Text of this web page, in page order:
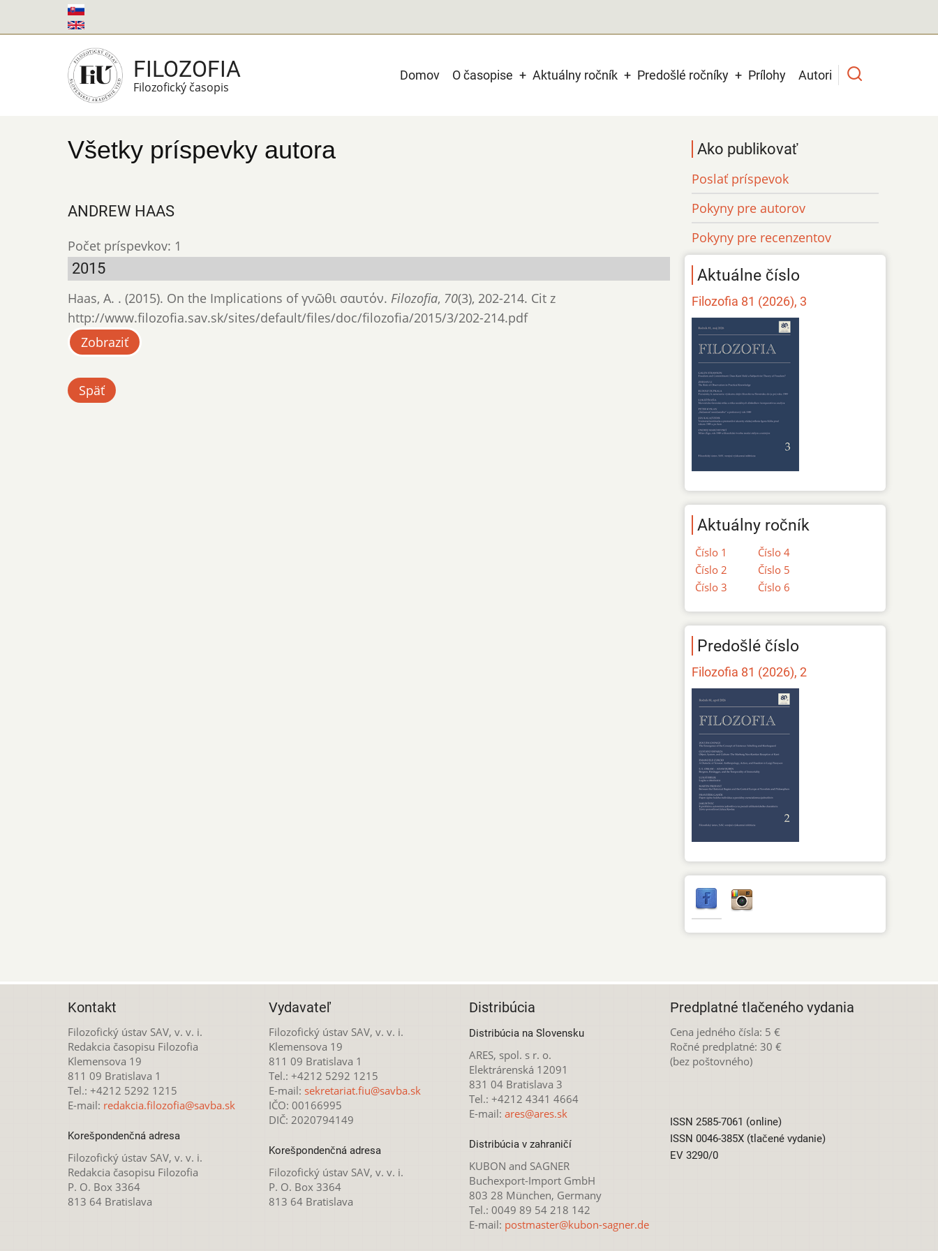
na
FILOZOFIA
Filozofický časopis
Main
Domov O časopise Aktuálny ročník Predošlé ročníky Prílohy Autori
Všetky príspevky autora
ANDREW HAAS
Počet príspevkov: 1
2015
Haas, A. . (2015). On the Implications of γνῶθι σαυτόν. Filozofia, 70(3), 202-214. Cit z
http://www.filozofia.sav.sk/sites/default/files/doc/filozofia/2015/3/202-214.pdf
Zobraziť
Späť
Ako publikovať
Poslať príspevok
Pokyny pre autorov
Pokyny pre recenzentov
Aktuálne číslo
Filozofia 81 (2026), 3
Aktuálny ročník
Číslo 1
Číslo 2
Číslo 3
Číslo 4
Číslo 5
Číslo 6
Predošlé číslo
Filozofia 81 (2026), 2
Kontakt
Filozofický ústav SAV, v. v. i.
Redakcia časopisu Filozofia
Klemensova 19
811 09 Bratislava 1
Tel.: +4212 5292 1215
E-mail: redakcia.filozofia@savba.sk
Korešpondenčná adresa
Filozofický ústav SAV, v. v. i.
Redakcia časopisu Filozofia
P. O. Box 3364
813 64 Bratislava
Vydavateľ
Filozofický ústav SAV, v. v. i.
Klemensova 19
811 09 Bratislava 1
Tel.: +4212 5292 1215
E-mail: sekretariat.fiu@savba.sk
IČO: 00166995
DIČ: 2020794149
Korešpondenčná adresa
Filozofický ústav SAV, v. v. i.
P. O. Box 3364
813 64 Bratislava
Distribúcia
Distribúcia na Slovensku
ARES, spol. s r. o.
Elektrárenská 12091
831 04 Bratislava 3
Tel.: +4212 4341 4664
E-mail: ares@ares.sk
Distribúcia v zahraničí
KUBON and SAGNER
Buchexport-Import GmbH
803 28 München, Germany
Tel.: 0049 89 54 218 142
E-mail: postmaster@kubon-sagner.de
Predplatné tlačeného vydania
Cena jedného čísla: 5 €
Ročné predplatné: 30 €
(bez poštovného)
ISSN 2585-7061 (online)
ISSN 0046-385X (tlačené vydanie)
EV 3290/0